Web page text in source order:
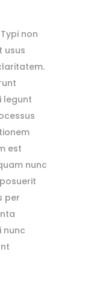
non
usus
legunt
est
nunc
per
nunc